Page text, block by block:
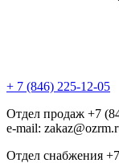
+ 7 (846) 225-12-05
Отдел продаж +7
e-mail:
Отдел снабжения